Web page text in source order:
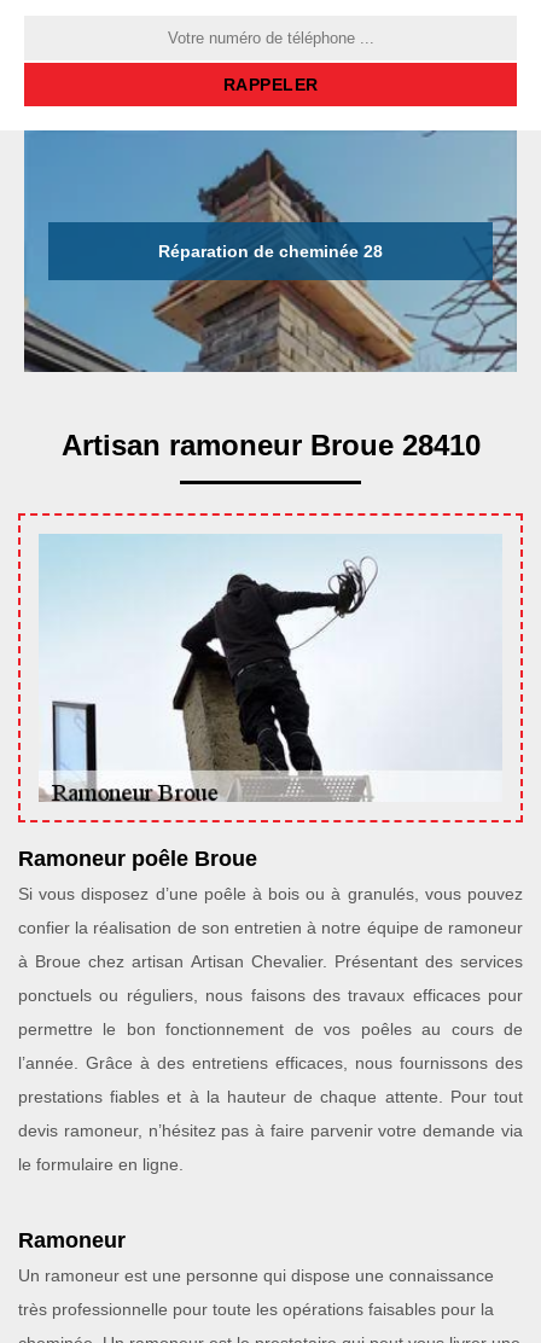
Réparation de cheminée 28
Artisan ramoneur Broue 28410
Ramoneur poêle Broue
Si vous disposez d’une poêle à bois ou à granulés, vous pouvez
confier la réalisation de son entretien à notre équipe de ramoneur
à Broue chez artisan Artisan Chevalier. Présentant des services
ponctuels ou réguliers, nous faisons des travaux efficaces pour
permettre le bon fonctionnement de vos poêles au cours de
l’année. Grâce à des entretiens efficaces, nous fournissons des
prestations fiables et à la hauteur de chaque attente. Pour tout
devis ramoneur, n’hésitez pas à faire parvenir votre demande via
le formulaire en ligne.
Ramoneur
Un ramoneur est une personne qui dispose une connaissance
très professionnelle pour toute les opérations faisables pour la